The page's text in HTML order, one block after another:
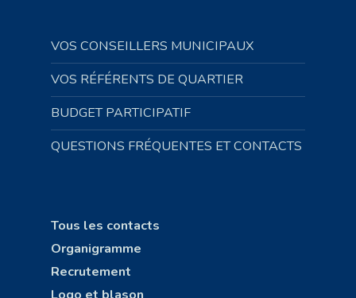
VOS CONSEILLERS MUNICIPAUX
VOS RÉFÉRENTS DE QUARTIER
BUDGET PARTICIPATIF
QUESTIONS FRÉQUENTES ET CONTACTS
Tous les contacts
Organigramme
Recrutement